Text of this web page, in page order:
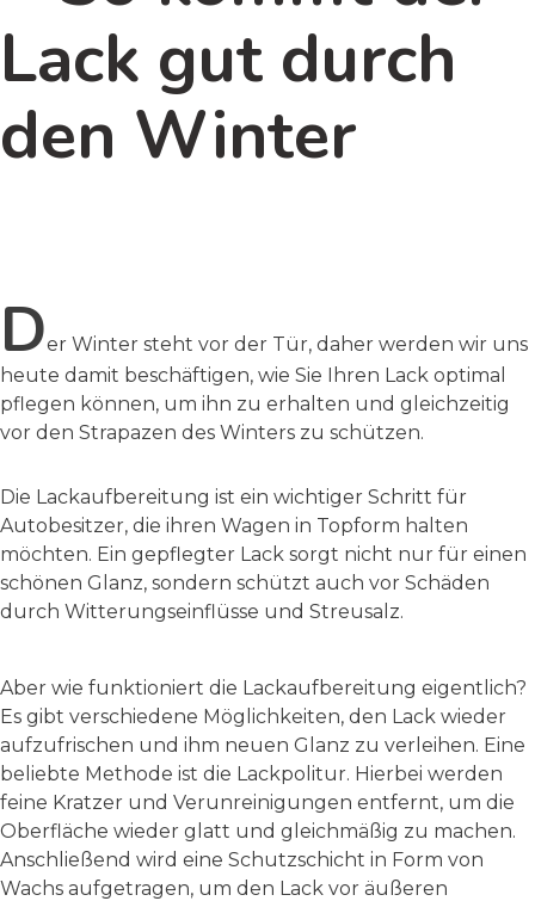
Lack gut durch
den Winter
Der Winter steht vor der Tür, daher werden wir uns
heute damit beschäftigen, wie Sie Ihren Lack optimal
pflegen können, um ihn zu erhalten und gleichzeitig
vor den Strapazen des Winters zu schützen.
Die Lackaufbereitung ist ein wichtiger Schritt für
Autobesitzer, die ihren Wagen in Topform halten
möchten. Ein gepflegter Lack sorgt nicht nur für einen
schönen Glanz, sondern schützt auch vor Schäden
durch Witterungseinflüsse und Streusalz.
Aber wie funktioniert die Lackaufbereitung eigentlich?
Es gibt verschiedene Möglichkeiten, den Lack wieder
aufzufrischen und ihm neuen Glanz zu verleihen. Eine
beliebte Methode ist die Lackpolitur. Hierbei werden
feine Kratzer und Verunreinigungen entfernt, um die
Oberfläche wieder glatt und gleichmäßig zu machen.
Anschließend wird eine Schutzschicht in Form von
Wachs aufgetragen, um den Lack vor äußeren